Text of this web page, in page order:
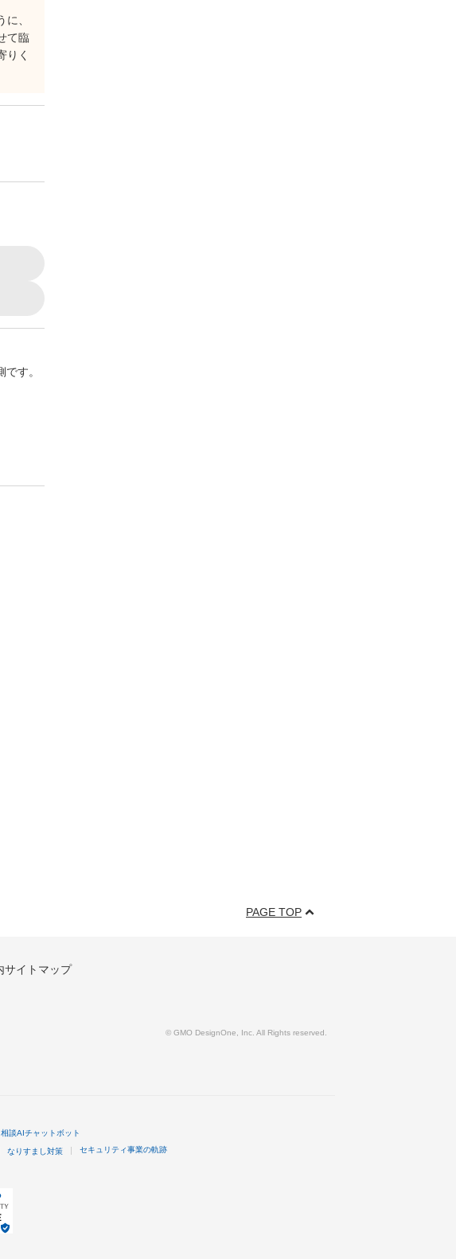
、
て臨
りく
す。
PAGE TOP
サイトマップ
© GMO DesignOne, Inc. All Rights reserved.
談AIチャットボット
なりすまし対策 セキュリティ事業の軌跡